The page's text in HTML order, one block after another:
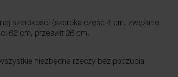
szerokości (szeroka część 4 cm, zwężane
62 cm, prześwit 26 cm.
niezbędne rzeczy bez poczucia